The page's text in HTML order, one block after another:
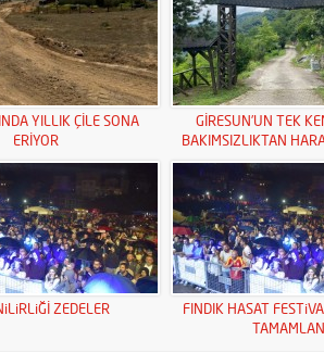
YILLIK ÇİLE SONA
ERİYOR
GİRESUN’UN TEK
BAKIMSIZLIKTAN
ZEDELER
FINDIK HASAT